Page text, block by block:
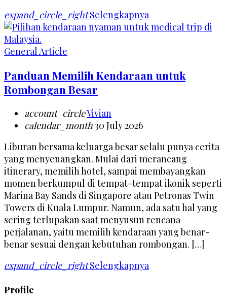
expand_circle_rightSelengkapnya
General Article
Panduan Memilih Kendaraan untuk
Rombongan Besar
account_circleVivian
calendar_month 30 July 2026
Liburan bersama keluarga besar selalu punya cerita
yang menyenangkan. Mulai dari merancang
itinerary, memilih hotel, sampai membayangkan
momen berkumpul di tempat-tempat ikonik seperti
Marina Bay Sands di Singapore atau Petronas Twin
Towers di Kuala Lumpur. Namun, ada satu hal yang
sering terlupakan saat menyusun rencana
perjalanan, yaitu memilih kendaraan yang benar-
benar sesuai dengan kebutuhan rombongan. […]
expand_circle_rightSelengkapnya
Profile